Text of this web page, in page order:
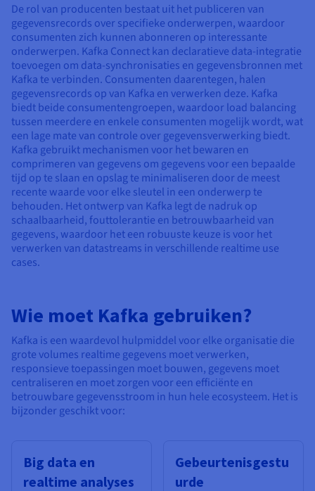
De rol van producenten bestaat uit het publiceren van
gegevensrecords over specifieke onderwerpen, waardoor
consumenten zich kunnen abonneren op interessante
onderwerpen. Kafka Connect kan declaratieve data-integratie
toevoegen om data-synchronisaties en gegevensbronnen met
Kafka te verbinden. Consumenten daarentegen, halen
gegevensrecords op van Kafka en verwerken deze. Kafka
biedt beide consumentengroepen, waardoor load balancing
tussen meerdere en enkele consumenten mogelijk wordt, wat
een lage mate van controle over gegevensverwerking biedt.
Kafka gebruikt mechanismen voor het bewaren en
comprimeren van gegevens om gegevens voor een bepaalde
tijd op te slaan en opslag te minimaliseren door de meest
recente waarde voor elke sleutel in een onderwerp te
behouden. Het ontwerp van Kafka legt de nadruk op
schaalbaarheid, fouttolerantie en betrouwbaarheid van
gegevens, waardoor het een robuuste keuze is voor het
verwerken van datastreams in verschillende realtime use
cases.
Wie moet Kafka gebruiken?
Kafka is een waardevol hulpmiddel voor elke organisatie die
grote volumes realtime gegevens moet verwerken,
responsieve toepassingen moet bouwen, gegevens moet
centraliseren en moet zorgen voor een efficiënte en
betrouwbare gegevensstroom in hun hele ecosysteem. Het is
bijzonder geschikt voor:
Big data en
realtime analyses
Gebeurtenisgestu
urde